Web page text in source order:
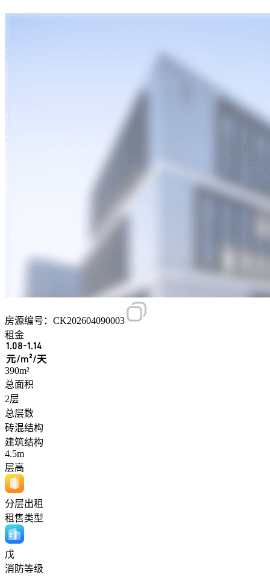
房源编号：CK202604090003
租金
1.08-1.14
元/m²/天
390m²
总面积
2层
总层数
砖混结构
建筑结构
4.5m
层高
分层出租
租售类型
戊
消防等级